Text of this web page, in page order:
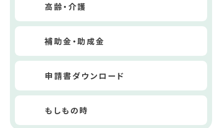
高齢・介護
補助金・助成金
申請書ダウンロード
もしもの時